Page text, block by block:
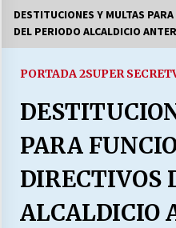
03/08/2026
LA DC POR
28/07/2026
27/07/2026
DESTITUCIONES Y MULTAS
DEL PERIODO ALCALDICIO
PORTADA 2SUPER SECRET
PARA
DIRECTIVOS
ALCALDICIO